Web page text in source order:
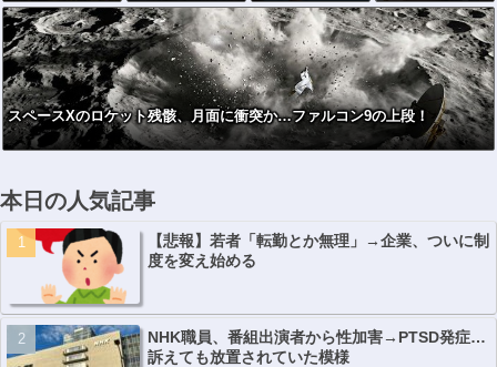
←これマ
ジ？？？
平沢基地に無断
侵入…米軍によ
り身柄拘束！
突破も中国でバ
ズらない→現地
のリアルな評価
を検証
す」→研究者削
減へ…
スペースXのロケット残骸、月面に衝突か…ファルコン9の上段！
本日の人気記事
【悲報】若者「転勤とか無理」→企業、ついに制
度を変え始める
NHK職員、番組出演者から性加害→PTSD発症…
訴えても放置されていた模様